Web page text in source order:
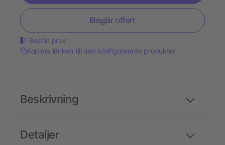
Begär offert
Beställ prov
Kopiera länken till den konfigurerade produkten
Detaljer
Beskrivning